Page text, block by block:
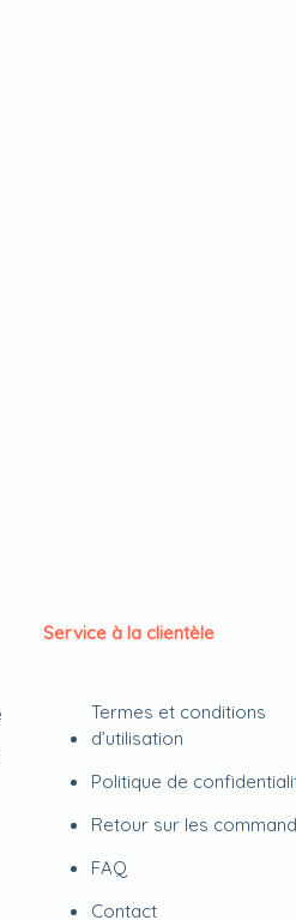
Service à la clientèle
Termes et conditions
d’utilisation
Politique de
Retour sur les
FAQ
Contact